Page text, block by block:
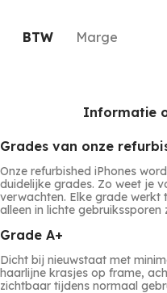
BTW Marge
Informatie
Grades van onze
Onze refurbished iPhones
duidelijke grades. Zo weet je
verwachten. Elke grade werkt
alleen in lichte
Grade A+
Dicht bij nieuwstaat met
haarlijne krasjes op frame,
zichtbaar tijdens normaal